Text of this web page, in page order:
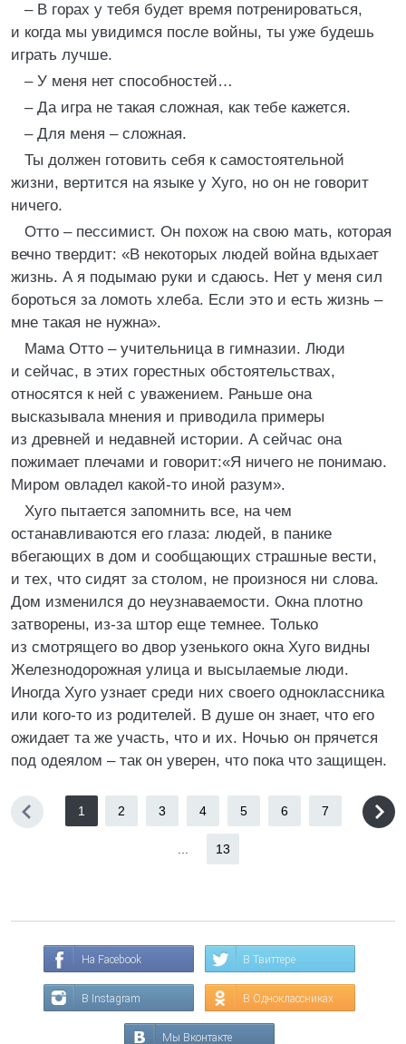
– В горах у тебя будет время потренироваться,
и когда мы увидимся после войны, ты уже будешь
играть лучше.
– У меня нет способностей…
– Да игра не такая сложная, как тебе кажется.
– Для меня – сложная.
Ты должен готовить себя к самостоятельной
жизни, вертится на языке у Хуго, но он не говорит
ничего.
Отто – пессимист. Он похож на свою мать, которая
вечно твердит: «В некоторых людей война вдыхает
жизнь. А я подымаю руки и сдаюсь. Нет у меня сил
бороться за ломоть хлеба. Если это и есть жизнь –
мне такая не нужна».
Мама Отто – учительница в гимназии. Люди
и сейчас, в этих горестных обстоятельствах,
относятся к ней с уважением. Раньше она
высказывала мнения и приводила примеры
из древней и недавней истории. А сейчас она
пожимает плечами и говорит:«Я ничего не понимаю.
Миром овладел какой-то иной разум».
Хуго пытается запомнить все, на чем
останавливаются его глаза: людей, в панике
вбегающих в дом и сообщающих страшные вести,
и тех, что сидят за столом, не произнося ни слова.
Дом изменился до неузнаваемости. Окна плотно
затворены, из-за штор еще темнее. Только
из смотрящего во двор узенького окна Хуго видны
Железнодорожная улица и высылаемые люди.
Иногда Хуго узнает среди них своего одноклассника
или кого-то из родителей. В душе он знает, что его
ожидает та же участь, что и их. Ночью он прячется
под одеялом – так он уверен, что пока что защищен.
1 2 3 4 5 6 7
13
На Facebook В Твиттере
В Instagram В Одноклассниках
Мы Вконтакте